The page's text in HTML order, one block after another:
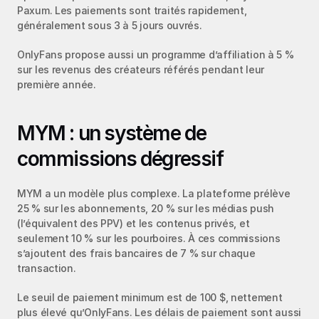
Paxum. Les paiements sont traités rapidement,
généralement sous 3 à 5 jours ouvrés.
OnlyFans propose aussi un programme d’affiliation à 5 %
sur les revenus des créateurs référés pendant leur
première année.
MYM : un système de
commissions dégressif
MYM a un modèle plus complexe. La plateforme prélève
25 % sur les abonnements, 20 % sur les médias push
(l’équivalent des PPV) et les contenus privés, et
seulement 10 % sur les pourboires. À ces commissions
s’ajoutent des frais bancaires de 7 % sur chaque
transaction.
Le seuil de paiement minimum est de 100 $, nettement
plus élevé qu’OnlyFans. Les délais de paiement sont aussi